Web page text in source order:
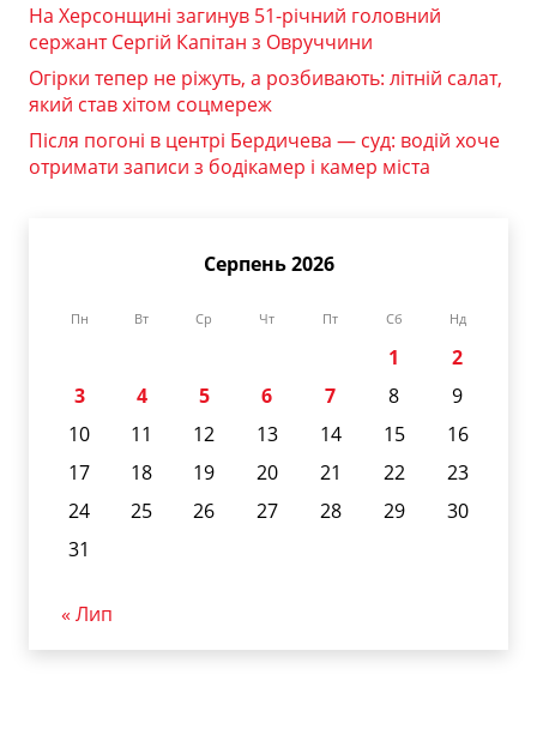
На Херсонщині загинув 51-річний головний
сержант Сергій Капітан з Овруччини
Огірки тепер не ріжуть, а розбивають: літній салат,
який став хітом соцмереж
Після погоні в центрі Бердичева — суд: водій хоче
отримати записи з бодікамер і камер міста
Серпень 2026
Пн Вт Ср Чт Пт Сб Нд
1
2
3
4 5 6 7 8
9
10
11 12 13 14 15
16
17
18 19 20 21 22
23
24
25 26 27 28 29
30
31
« Лип